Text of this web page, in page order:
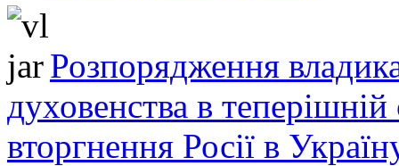
Розпорядження
духовенства в теперішній
вторгнення Росії в